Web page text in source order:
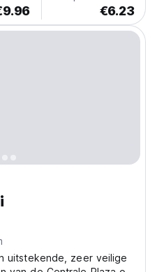
€6.23
uitstekende, zeer veilige